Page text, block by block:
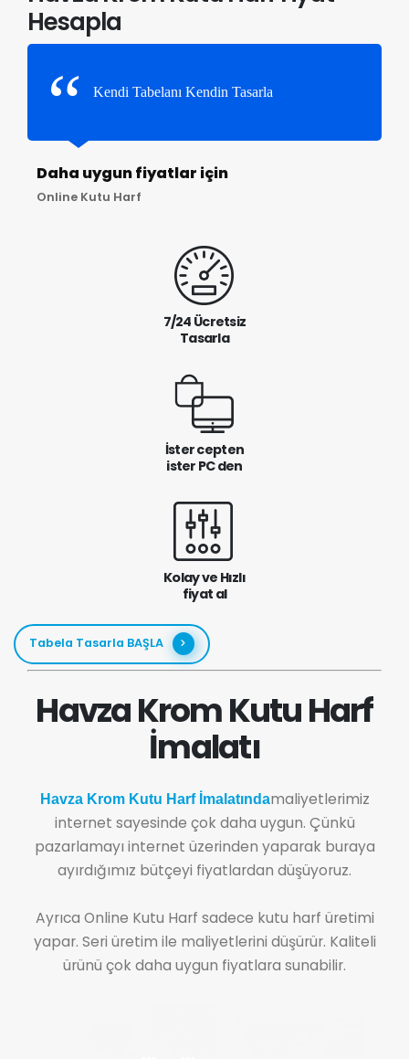
Hesapla
Kendi Tabelanı Kendin Tasarla
Daha uygun fiyatlar için
Online Kutu Harf
7/24 Ücretsiz
Tasarla
İster cepten
ister PC den
Kolay ve Hızlı
fiyat al
Tabela Tasarla BAŞLA
Havza Krom Kutu Harf
İmalatı
Havza Krom Kutu Harf İmalatındamaliyetlerimiz
internet sayesinde çok daha uygun. Çünkü
pazarlamayı internet üzerinden yaparak buraya
ayırdığımız bütçeyi fiyatlardan düşüyoruz.
Ayrıca Online Kutu Harf sadece kutu harf üretimi
yapar. Seri üretim ile maliyetlerini düşürür. Kaliteli
ürünü çok daha uygun fiyatlara sunabilir.